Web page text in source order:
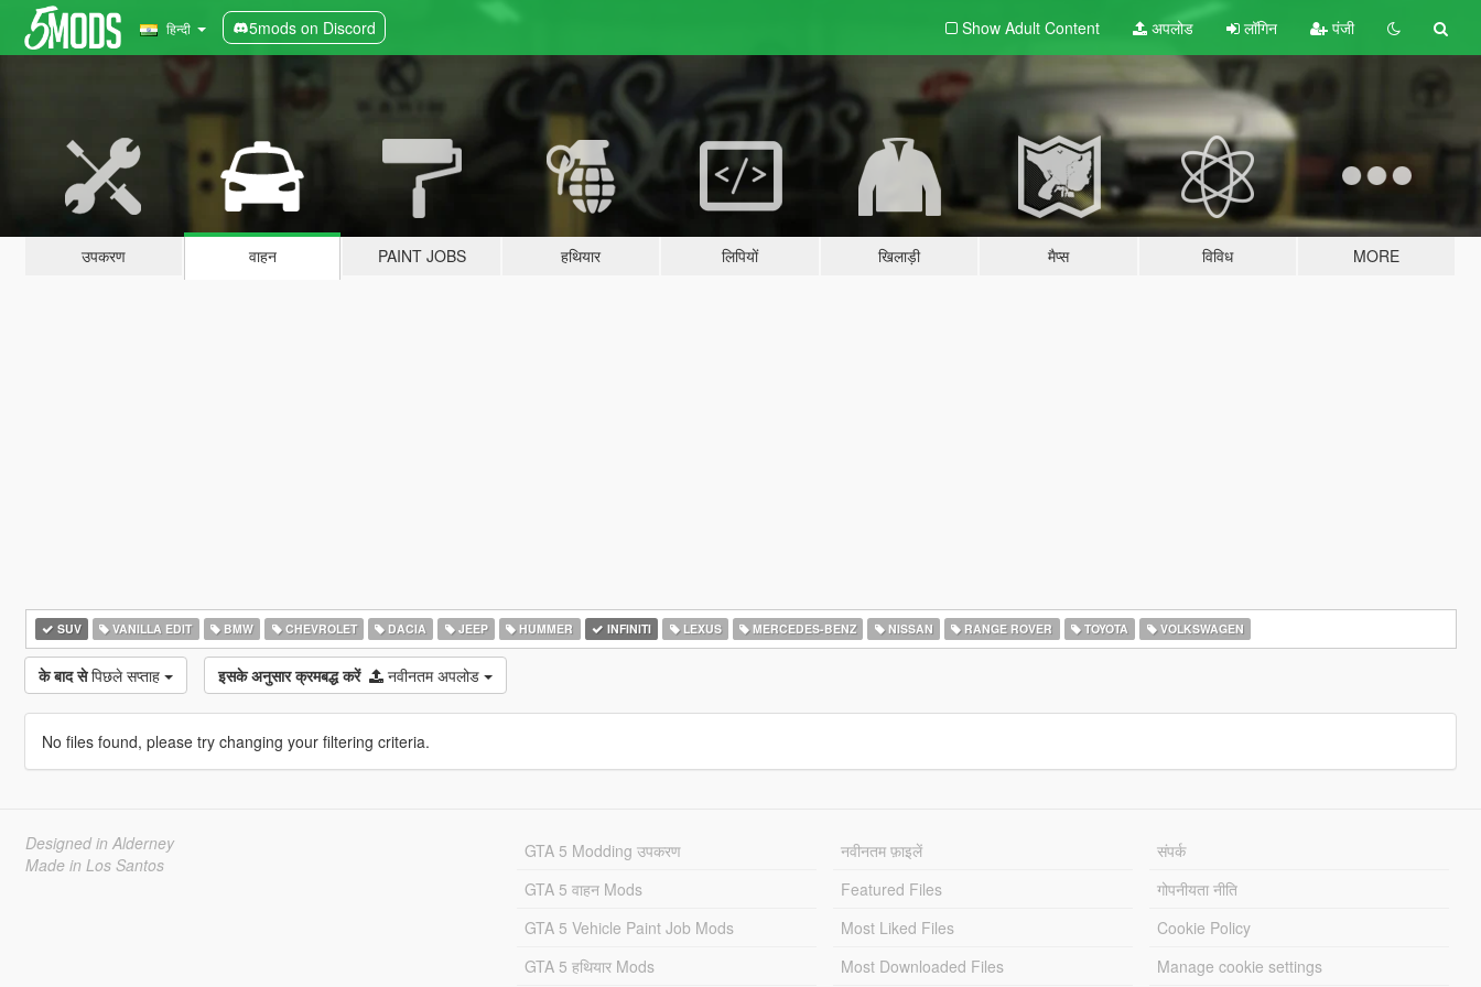
हिन्दी 5mods on Discord Show Adult Content अपलोड लॉगिन पंजी
उपकरण वाहन PAINT JOBS हथियार लिपियों खिलाड़ी मैप्स विविध MORE
SUV VANILLA EDIT BMW CHEVROLET DACIA JEEP HUMMER INFINITI LEXUS MERCEDES-BENZ NISSAN RANGE ROVER TOYOTA VOLKSWAGEN
के बाद से पिछले सप्ताह इसके अनुसार क्रमबद्ध करें नवीनतम अपलोड
No files found, please try changing your filtering criteria.
Designed in Alderney
Made in Los Santos
GTA 5 Modding उपकरण
GTA 5 वाहन Mods
GTA 5 Vehicle Paint Job Mods
GTA 5 हथियार Mods
नवीनतम फ़ाइलें
Featured Files
Most Liked Files
Most Downloaded Files
संपर्क
गोपनीयता नीति
Cookie Policy
Manage cookie settings